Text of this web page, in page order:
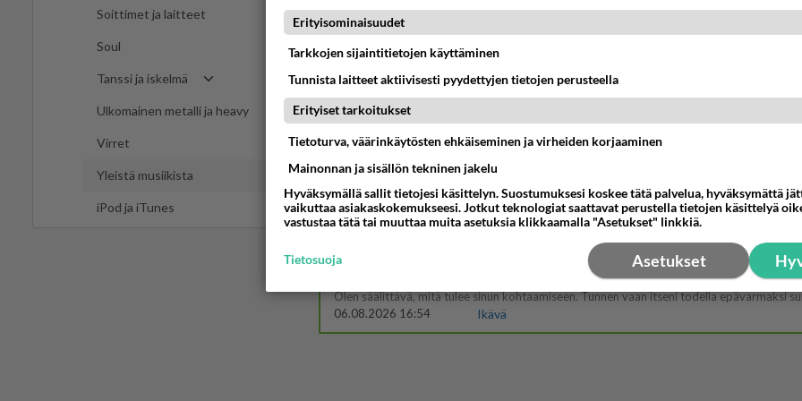
Soittimet ja laitteet
Soul
Tanssi ja iskelmä
Ulkomainen metalli ja heavy
Virret
Yleistä musiikista
iPod ja iTunes
05.08.2026 17:47
Mies, olenko ymmärtänyt oikein?
Ystävyys/salainen suhde/molemmat ovat täysin poissuljettuja asioita? Nainen
05.08.2026 11:40
Ikävä
Perussuomalaisten
06.08.2026 16:54
Ikävä
Erityisominaisuudet
Tarkkojen sijaintitietojen käyttäminen
Tunnista laitteet aktiivisesti pyydettyjen tietojen perusteella
Erityiset tarkoitukset
Tietoturva, väärinkäytösten ehkäiseminen ja virheiden korjaaminen
Mainonnan ja sisällön tekninen jakelu
Hyväksymällä sallit tietojesi käsittelyn. Suostumuksesi koskee tätä palvelua, hyväksymättä
vaikuttaa asiakaskokemukseesi. Jotkut teknologiat saattavat perustella tietojen käsittelyä
vastustaa tätä tai muuttaa muita asetuksia klikkaamalla "Asetukset" linkkiä.
Asetukset
Tietosuoja